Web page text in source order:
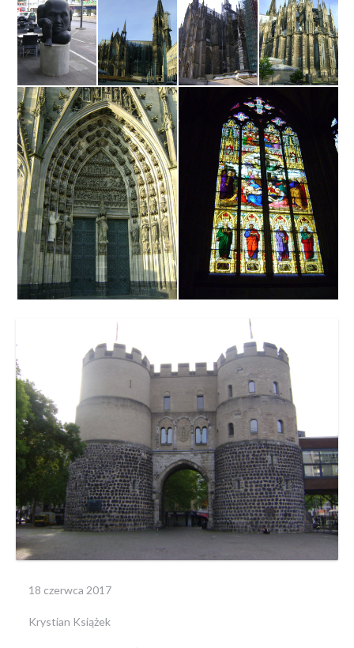
18 czerwca 2017
Krystian Książek